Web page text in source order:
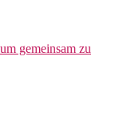
gemeinsam zu